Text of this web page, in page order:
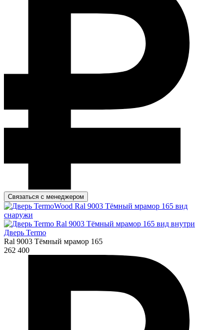
Связаться с менеджером
Дверь Termo
Ral 9003 Тёмный мрамор 165
262 400